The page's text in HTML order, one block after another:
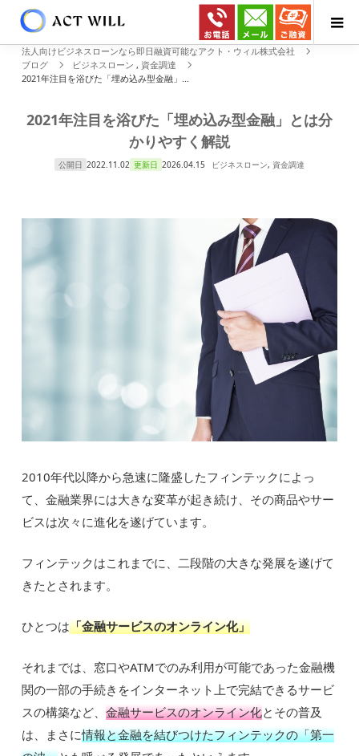
法人向けビジネスローンなら即日融資可能なアクト・ウィル株式会社
ブログ
ビジネスローン , 資金調達
2021年注目を浴びた「埋め込み型金融」...
2021年注目を浴びた「埋め込み型金融」とは分
かりやすく解説
公開日 2022.11.02 更新日 2026.04.15 ビジネスローン, 資金調達
2010年代以降から急速に隆盛したフィンテックによっ
て、金融業界には大きな変革が起き続け、その商品やサー
ビスは次々に進化を遂げています。
フィンテックはこれまでに、二段階の大きな発展を遂げて
きたとされます。
ひとつは「金融サービスのオンライン化」
それまでは、窓口やATMでのみ利用が可能であった金融機
関の一部の手続きをインターネット上で完結できるサービ
スの構築など、金融サービスのオンライン化とその普及
は、まさに情報と金融を結びつけたフィンテックの「第一